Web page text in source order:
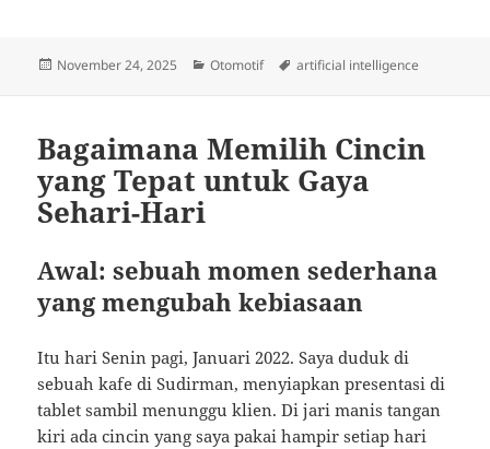
Posted
November 24, 2025 Categories
Otomotif Tags
artificial intelligence
Bagaimana Memilih Cincin
yang Tepat untuk Gaya
Sehari-Hari
Awal: sebuah momen sederhana
yang mengubah kebiasaan
Itu hari Senin pagi, Januari 2022. Saya duduk di
sebuah kafe di Sudirman, menyiapkan presentasi di
tablet sambil menunggu klien. Di jari manis tangan
kiri ada cincin yang saya pakai hampir setiap hari